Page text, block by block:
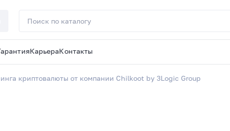
КарьераКонтакты
криптовалюты от компании Chilkoot by 3Logic Group